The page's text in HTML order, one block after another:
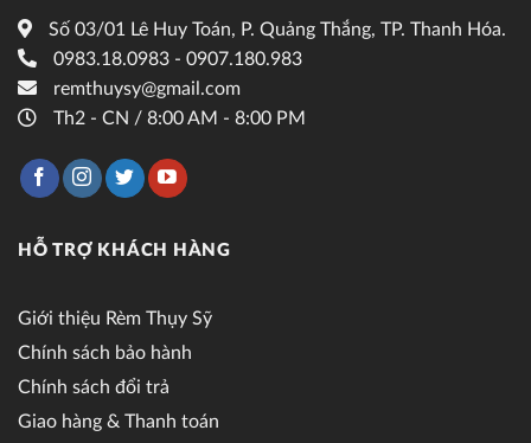
Số 03/01 Lê Huy Toán, P. Quảng Thắng, TP. Thanh Hóa.
0983.18.0983 - 0907.180.983
remthuysy@gmail.com
Th2 - CN / 8:00 AM - 8:00 PM
HỖ TRỢ KHÁCH HÀNG
Giới thiệu Rèm Thụy Sỹ
Chính sách bảo hành
Chính sách đổi trả
Giao hàng & Thanh toán